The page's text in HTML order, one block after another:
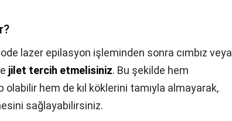
lazer epilasyon işleminden sonra cımbız veya
jilet tercih etmelisiniz. Bu şekilde hem
olabilir hem de kıl köklerini tamıyla almayarak,
sağlayabilirsiniz.